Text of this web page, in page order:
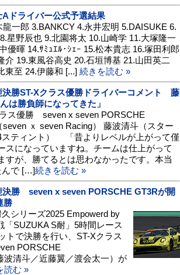
Aドライバー公式予選結果
龍一郎 3.BANKCY 4.永井宏明 5.DAISUKE 6.
星野辰也 9.北園将太 10.山崎学 11.大塚隆一
優暉 14.ｻﾐｭｴﾙ･ｼｪｰ 15.松本貴志 16.塚田利郎
介 19.東風谷高史 20.石垣博基 21.山田英二
東至 24.伊藤和 [...] 続きを読む »
決勝ST-Xクラス優勝ドライバーコメント 藤
は勝負師になってきた」
ス優勝 seven x seven PORSCHE
seven ｘ seven Racing） 藤波清斗（スター
スティント） 「昔よりレベルが上がって僅
スになっていますね。チームは仕上がって
すが、勝てるとは思わなかったです。本当
んで […]続きを読む »
決勝 seven x seven PORSCHE GT3Rが開
勝
シリーズ2025 Empowerd by
「SUZUKA S耐」5時間レース
トで決勝を行い、ST-Xクラス
PORSCHE
波清斗／近藤翼／渡会太一）が
読む »